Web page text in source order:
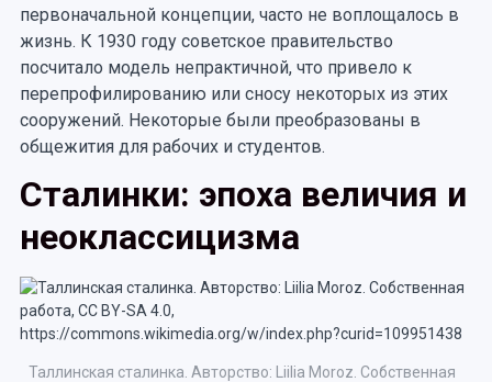
первоначальной концепции, часто не воплощалось в
жизнь. К 1930 году советское правительство
посчитало модель непрактичной, что привело к
перепрофилированию или сносу некоторых из этих
сооружений. Некоторые были преобразованы в
общежития для рабочих и студентов.
Сталинки: эпоха величия и
неоклассицизма
Таллинская сталинка. Авторство: Liilia Moroz. Собственная